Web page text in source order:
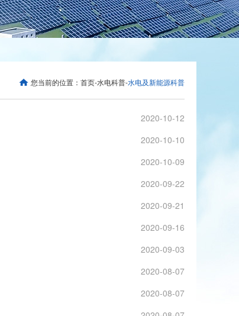
您当前的位置： 首页-水电科普-水电及新能源科普
2020-10-12
2020-10-10
2020-10-09
2020-09-22
2020-09-21
2020-09-16
2020-09-03
2020-08-07
2020-08-07